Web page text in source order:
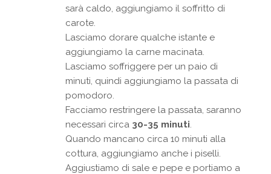
sarà caldo, aggiungiamo il soffritto di
carote.
Lasciamo dorare qualche istante e
aggiungiamo la carne macinata.
Lasciamo soffriggere per un paio di
minuti, quindi aggiungiamo la passata di
pomodoro.
Facciamo restringere la passata, saranno
necessari circa 30-35 minuti.
Quando mancano circa 10 minuti alla
cottura, aggiungiamo anche i piselli.
Aggiustiamo di sale e pepe e portiamo a